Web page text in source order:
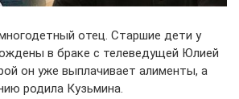
отец. Старшие дети у
в браке с телеведущей Юлией
он уже выплачивает алименты, а
родила Кузьмина.